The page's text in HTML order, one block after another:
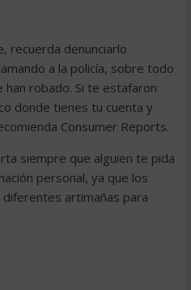
recuerda denunciarlo
a la policía, sobre todo
robado. Si te estafaron
donde tienes tu cuenta y
Consumer Reports.
siempre que alguien te pida
personal, ya que los
artimañas para